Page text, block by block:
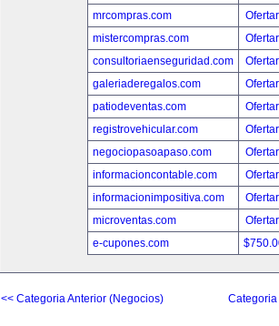
mrcompras.com
mistercompras.com
consultoriaenseguridad.com
galeriaderegalos.com
patiodeventas.com
registrovehicular.com
negociopasoapaso.com
informacioncontable.com
informacionimpositiva.com
microventas.com
e-cupones.com
<< Categoria Anterior (Negocios)